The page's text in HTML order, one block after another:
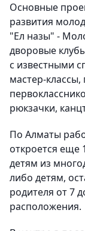
Основные
развития
"Ел назы" -
дворовые
с известными
мастер-
рюкзачки,
По Алматы
откроется еще
детям из
либо детям,
родителя от 7
расположения.